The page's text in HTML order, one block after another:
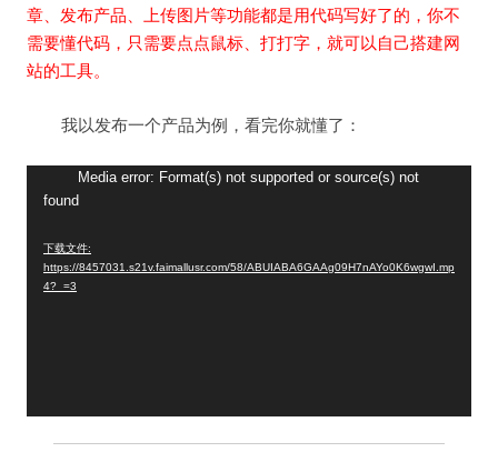
章、发布产品、上传图片等功能都是用代码写好了的，你不
需要懂代码，只需要点点鼠标、打打字，就可以自己搭建网
站的工具。
我以发布一个产品为例，看完你就懂了：
Media error: Format(s) not supported or source(s) not
found
下载文件:
https://8457031.s21v.faimallusr.com/58/ABUIABA6GAAg09H7nAYo0K6wgwI.mp
4?_=3